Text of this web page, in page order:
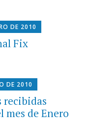
DE 2010
Fix
DE 2010
recibidas
mes de Enero